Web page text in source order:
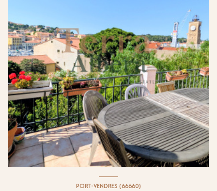
PORT-VENDRES (66660)